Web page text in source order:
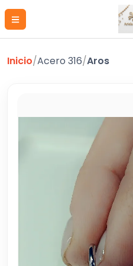
Inicio/Acero 316/Aros